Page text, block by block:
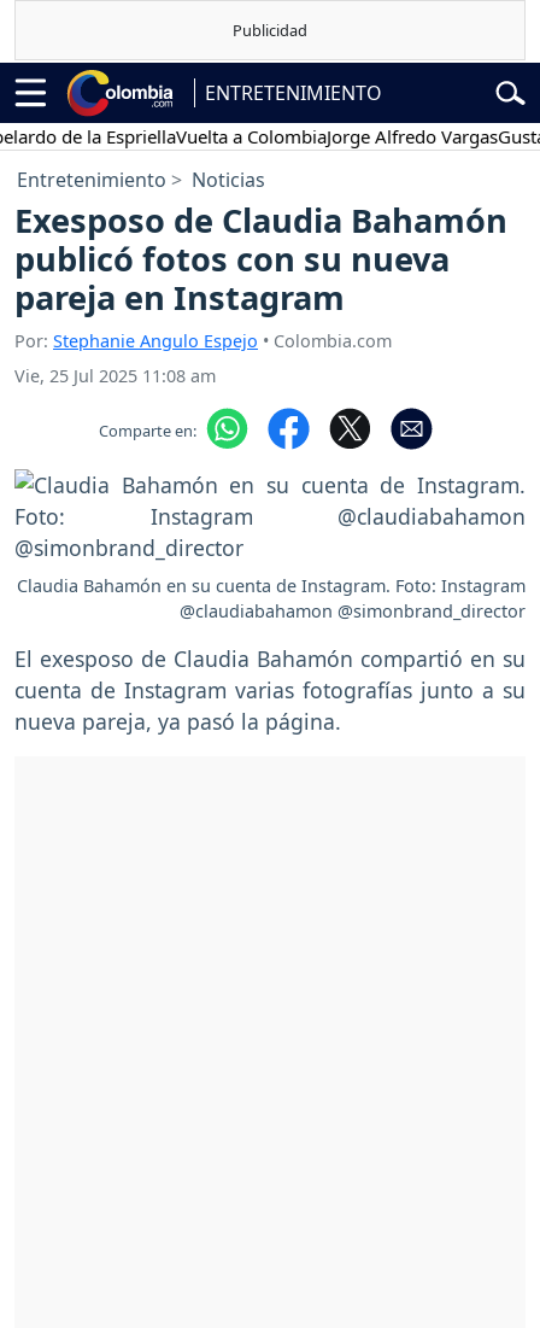
ENTRETENIMIENTO
de la EspriellaVuelta a ColombiaJorge Alfredo VargasGustavo
Entretenimiento Noticias
Exesposo de Claudia Bahamón
publicó fotos con su nueva
pareja en Instagram
Por: Stephanie Angulo Espejo • Colombia.com
Vie, 25 Jul 2025 11:08 am
Comparte en:
Claudia Bahamón en su cuenta de Instagram. Foto: Instagram
@claudiabahamon @simonbrand_director
El exesposo de Claudia Bahamón compartió en su
cuenta de Instagram varias fotografías junto a su
nueva pareja, ya pasó la página.